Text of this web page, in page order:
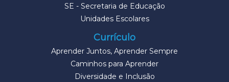
SE - Secretaria de Educação
Unidades Escolares
Currículo
Aprender Juntos, Aprender Sempre
Caminhos para Aprender
Diversidade e Inclusão